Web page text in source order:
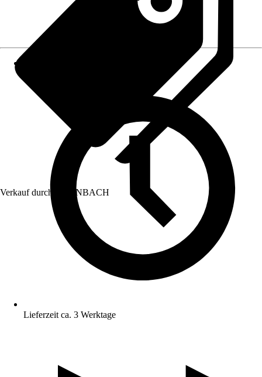
Verkauf durch: HORNBACH
Lieferzeit ca. 3 Werktage